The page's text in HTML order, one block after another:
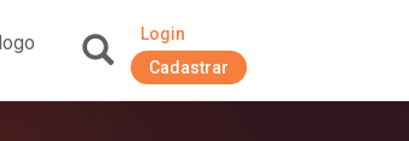
Login
Cadastrar